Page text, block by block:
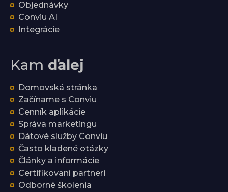
Objednávky
Conviu AI
Integrácie
Kam ďalej
Domovská stránka
Začíname s Conviu
Cenník aplikácie
Správa marketingu
Dátové služby Conviu
Často kladené otázky
Články a informácie
Certifikovaní partneri
Odborné školenia